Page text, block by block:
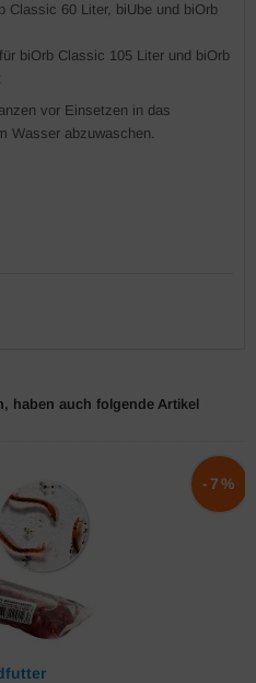
Classic 60 Liter, biUbe und biOrb
biOrb Classic 105 Liter und biOrb
vor Einsetzen in das
Wasser abzuwaschen.
haben auch folgende Artikel
-7%